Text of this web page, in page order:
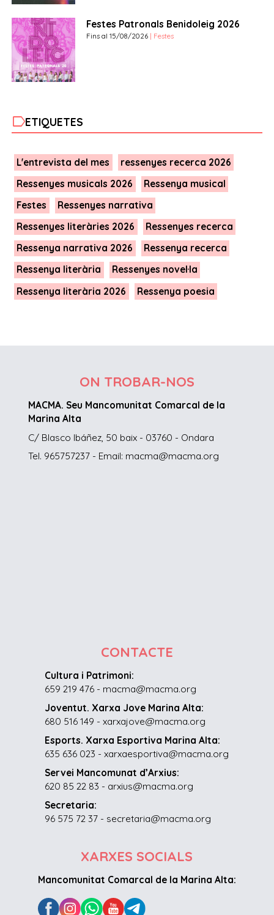
Festes Patronals Benidoleig 2026
Fins al 15/08/2026 | Festes
labelETIQUETES
L'entrevista del mes
ressenyes recerca 2026
Ressenyes musicals 2026
Ressenya musical
Festes
Ressenyes narrativa
Ressenyes literàries 2026
Ressenyes recerca
Ressenya narrativa 2026
Ressenya recerca
Ressenya literària
Ressenyes novel·la
Ressenya literària 2026
Ressenya poesia
ON TROBAR-NOS
MACMA. Seu Mancomunitat Comarcal de la
Marina Alta
C/ Blasco Ibáñez, 50 baix - 03760 - Ondara
Tel. 965757237 - Email: macma@macma.org
CONTACTE
Cultura i Patrimoni:
659 219 476 - macma@macma.org
Joventut. Xarxa Jove Marina Alta:
680 516 149 - xarxajove@macma.org
Esports. Xarxa Esportiva Marina Alta:
635 636 023 - xarxaesportiva@macma.org
Servei Mancomunat d’Arxius:
620 85 22 83 - arxius@macma.org
Secretaria:
96 575 72 37 - secretaria@macma.org
XARXES SOCIALS
Mancomunitat Comarcal de la Marina Alta: